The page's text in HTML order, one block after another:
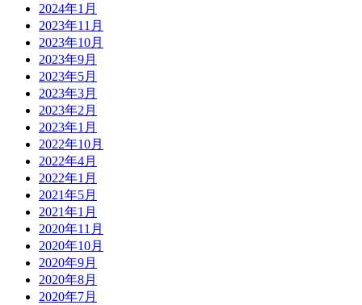
2024年1月
2023年11月
2023年10月
2023年9月
2023年5月
2023年3月
2023年2月
2023年1月
2022年10月
2022年4月
2022年1月
2021年5月
2021年1月
2020年11月
2020年10月
2020年9月
2020年8月
2020年7月